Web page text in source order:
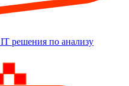
IT решения по анализу